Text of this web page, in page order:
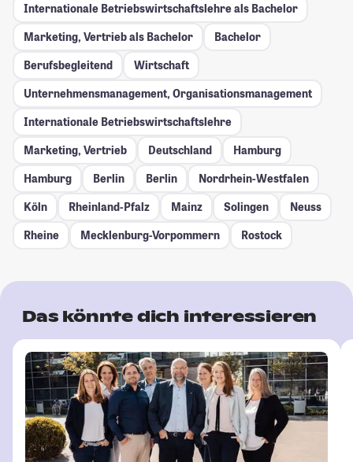
Internationale Betriebswirtschaftslehre als Bachelor
Marketing, Vertrieb als Bachelor
Bachelor
Berufsbegleitend
Wirtschaft
Unternehmensmanagement, Organisationsmanagement
Internationale Betriebswirtschaftslehre
Marketing, Vertrieb
Deutschland
Hamburg
Hamburg
Berlin Berlin
Nordrhein-Westfalen
Köln
Rheinland-Pfalz Mainz Solingen
Neuss
Rheine
Mecklenburg-Vorpommern Rostock
Das könnte dich interessieren